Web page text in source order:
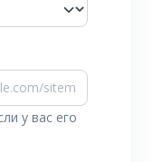
у вас его